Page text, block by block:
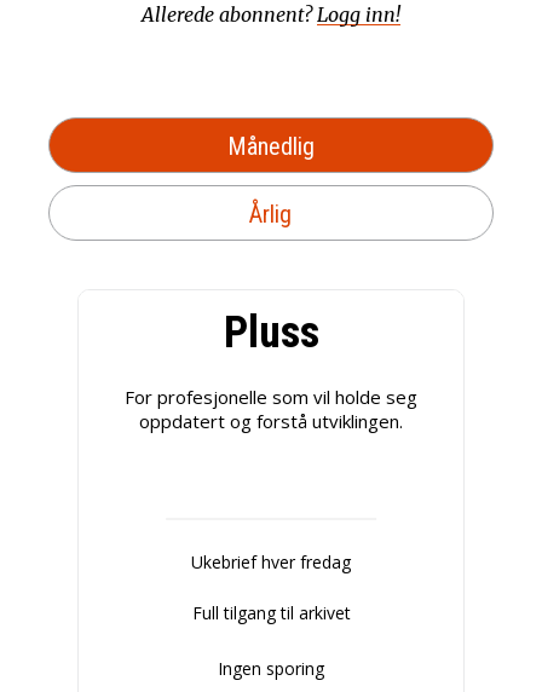
Allerede abonnent? Logg inn!
Månedlig
Årlig
Pluss
For profesjonelle som vil holde seg
oppdatert og forstå utviklingen.
Ukebrief hver fredag
Full tilgang til arkivet
Ingen sporing